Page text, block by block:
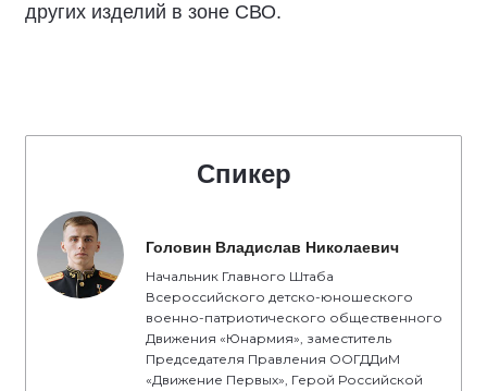
других изделий в зоне СВО.
Спикер
Головин Владислав Николаевич
Начальник Главного Штаба
Всероссийского детско-юношеского
военно-патриотического общественного
Движения «Юнармия», заместитель
Председателя Правления ООГДДиМ
«Движение Первых», Герой Российской